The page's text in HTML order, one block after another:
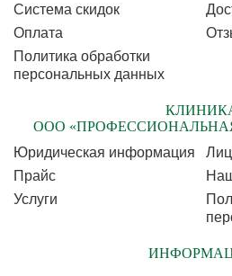
Cистема скидок
Оплата
Политика обработки
персональных данных
ООО
Юридическая информация
Прайс
Услуги